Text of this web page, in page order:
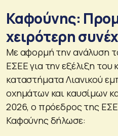
Καφούνης:
χειρότερη
Με αφορμή την ανάλυση
ΕΣΕΕ για την εξέλιξη του
καταστήματα Λιανικού
οχημάτων και καυσίμων
2026, ο πρόεδρος της
Καφούνης δήλωσε: